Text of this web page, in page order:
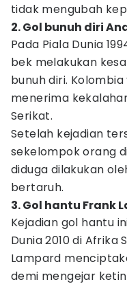
tidak mengubah
2. Gol bunuh diri
Pada Piala Dunia
bek melakukan
bunuh diri.
menerima
Serikat.
Setelah kejadian
sekelompok orang
diduga dilakukan
bertaruh.
3. Gol hantu Frank
Kejadian gol hantu
Dunia 2010 di Afrika
Lampard
demi mengejar